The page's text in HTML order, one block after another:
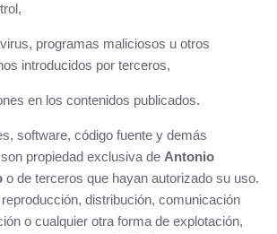
programas maliciosos u otros
introducidos por terceros,
en los contenidos publicados.
software, código fuente y demás
propiedad exclusiva de Antonio
o de terceros que hayan autorizado su uso.
distribución, comunicación
o cualquier otra forma de explotación,